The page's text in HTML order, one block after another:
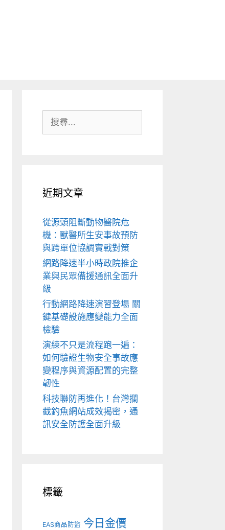
尋:
近期文章
從源頭阻斷動物醫院危
機：獸醫所生安事故預防
與跨單位協調實戰對策
網路降速半小時政院推企
業與民眾備援通訊全面升
級
行動網路降速演習登場 關
鍵基礎設施應變能力全面
檢驗
演練不只是流程跑一遍：
如何驗證生物安全事故應
變程序與資源配置的完整
韌性
科技聯防再進化！台灣攔
截釣魚網站成效揭密，通
訊安全防護全面升級
標籤
EAS商品防盜 今日金價